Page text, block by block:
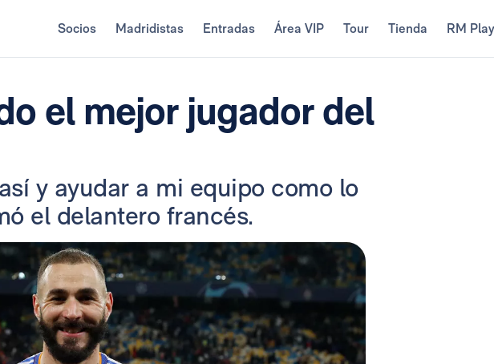
Socios Madridistas Entradas Área VIP Tour Tienda RM Play
el mejor jugador del
y ayudar a mi equipo como lo
el delantero francés.